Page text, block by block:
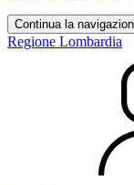
Continua la
Regione Lombardia